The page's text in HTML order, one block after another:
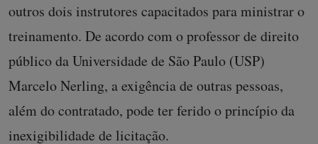
outros dois instrutores capacitados para ministrar o
treinamento. De acordo com o professor de direito
público da Universidade de São Paulo (USP)
Marcelo Nerling, a exigência de outras pessoas,
além do contratado, pode ter ferido o princípio da
inexigibilidade de licitação.